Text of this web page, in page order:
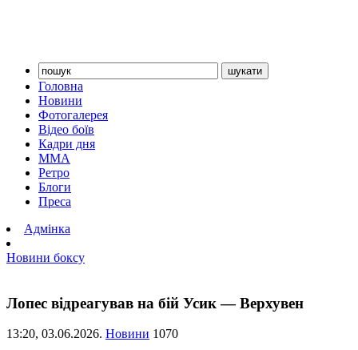
Головна
Новини
Фотогалерея
Відео боїв
Кадри дня
ММА
Ретро
Блоги
Преса
Адмінка
Новини боксу
Лопес відреагував на бій Усик — Верхувен
13:20, 03.06.2026. Новини 1070